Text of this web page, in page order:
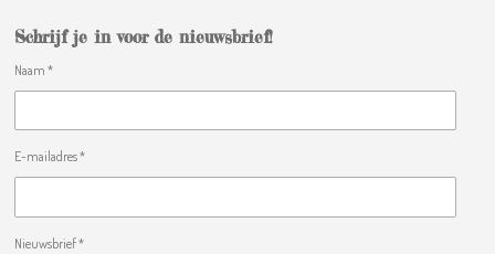
Schrijf je in voor de nieuwsbrief!
Naam *
E-mailadres *
Nieuwsbrief *